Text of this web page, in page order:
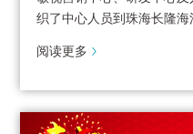
织了中心人员到珠海长隆海
阅读更多